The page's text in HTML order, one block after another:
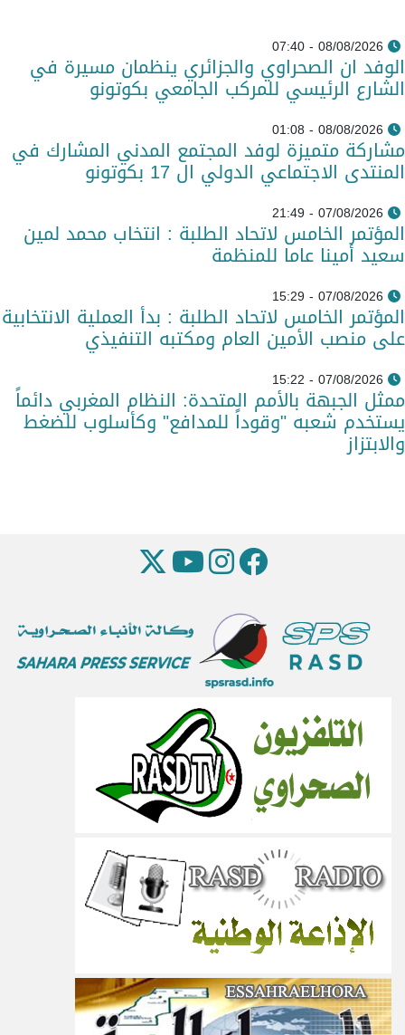
08/08/2026 - 07:40
الوفد ان الصحراوي والجزائري ينظمان مسيرة في
الشارع الرئيسي للمركب الجامعي بكوتونو
08/08/2026 - 01:08
مشاركة متميزة لوفد المجتمع المدني المشارك في
المنتدى الاجتماعي الدولي ال 17 بكوتونو
07/08/2026 - 21:49
المؤتمر الخامس لاتحاد الطلبة : انتخاب محمد لمين
سعيد أمينا عاما للمنظمة
07/08/2026 - 15:29
المؤتمر الخامس لاتحاد الطلبة : بدأ العملية الانتخابية
على منصب الأمين العام ومكتبه التنفيذي
07/08/2026 - 15:22
ممثل الجبهة بالأمم المتحدة: النظام المغربي دائماً
يستخدم شعبه "وقوداً للمدافع" وكأسلوب للضغط
والابتزاز